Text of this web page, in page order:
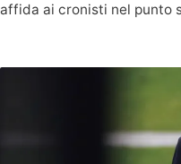
affida ai cronisti nel punto